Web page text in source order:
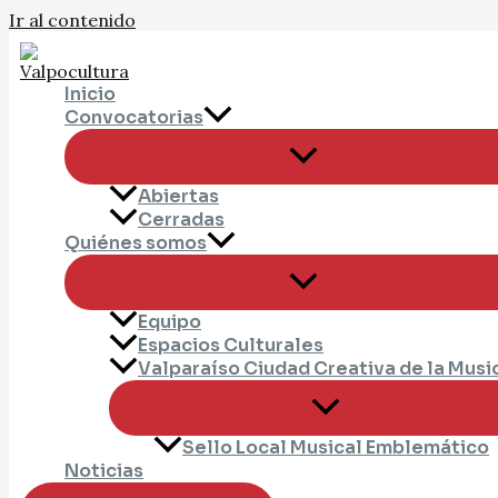
Ir al contenido
Inicio
Convocatorias
Abiertas
Cerradas
Quiénes somos
Equipo
Espacios Culturales
Valparaíso Ciudad Creativa de la
Sello Local Musical Emblemático
Noticias